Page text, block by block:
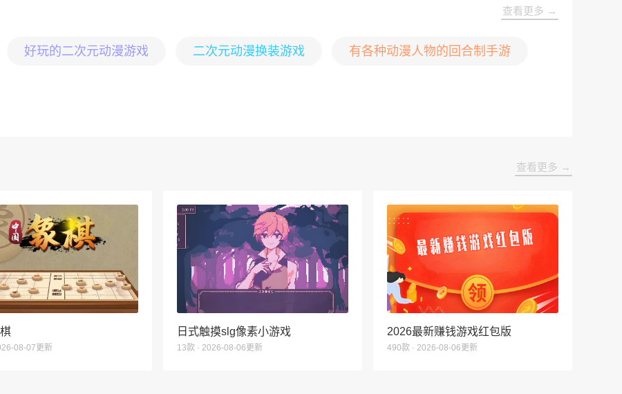
查看更多 →
好玩的二次元动漫游戏 二次元动漫换装游戏 有各种动漫人物的回合制手游
查看更多 →
08-07更新
日式触摸slg像素小游戏
13款 · 2026-08-06更新
2026最新赚钱游戏红包版
490款 · 2026-08-06更新